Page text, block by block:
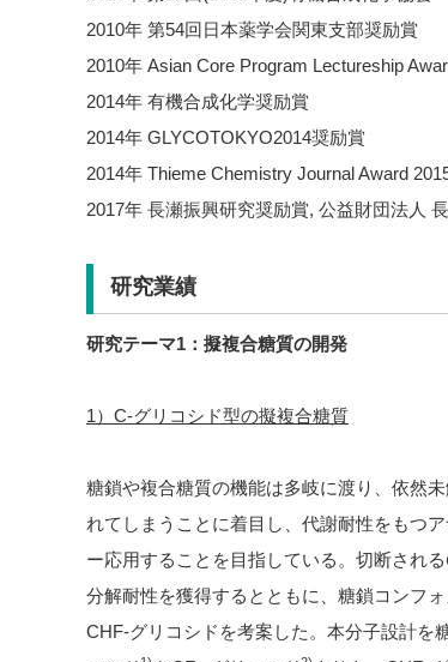
2010年 第54回日本薬学会関東支部奨励賞
2010年 Asian Core Program Lectureship
2014年 有機合成化学奨励賞
2014年 GLYCOTOKYO2014奨励賞
2014年 Thieme Chemistry Journal Award
2017年 長瀬振興研究奨励賞, 公益財団法人
研究業績
研究テーマ1 ：擬複合糖質の開発
1）C-グリコシド型の擬複合糖質
糖鎖や複合糖質の機能は多岐に渡り、依然
れてしまうことに着目し、代謝耐性をもつ
ー応用することを目指している。切断される
分解耐性を獲得するとともに、糖鎖コンフ
CHF-グリコシドを考案した。本分子設計を